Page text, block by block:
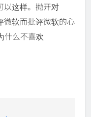
以这样。抛开对
微软而批评微软的心
什么不喜欢